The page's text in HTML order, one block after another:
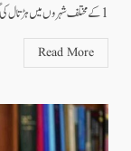
1 کے مختلف شہروں میں ہڑتال کی گئی۔جمعیت علمائے اسلام ف کی کال پر تمام چھوٹے بڑے...
Read More